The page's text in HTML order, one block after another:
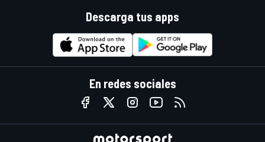
Descarga tus apps
En redes sociales